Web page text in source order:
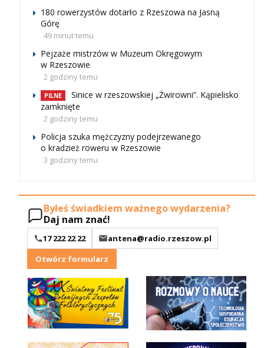
180 rowerzystów dotarło z Rzeszowa na Jasną
Górę
49 minut temu
Pejzaże mistrzów w Muzeum Okręgowym
w Rzeszowie
2 godziny temu
PILNE
Sinice w rzeszowskiej „Żwirowni”. Kąpielisko
zamknięte
2 godziny temu
Policja szuka mężczyzny podejrzewanego
o kradzież roweru w Rzeszowie
3 godziny temu
Byłeś świadkiem ważnego wydarzenia?
Daj nam znać!
17 222 22 22
antena@radio.rzeszow.pl
Otwórz formularz